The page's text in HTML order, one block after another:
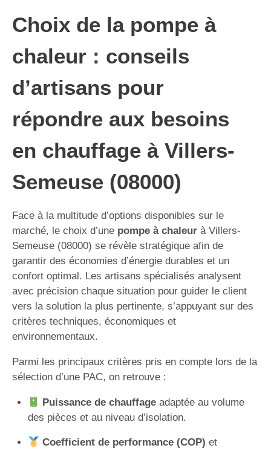
Choix de la pompe à
chaleur : conseils
d’artisans pour
répondre aux besoins
en chauffage à Villers-
Semeuse (08000)
Face à la multitude d’options disponibles sur le
marché, le choix d’une pompe à chaleur à Villers-
Semeuse (08000) se révèle stratégique afin de
garantir des économies d’énergie durables et un
confort optimal. Les artisans spécialisés analysent
avec précision chaque situation pour guider le client
vers la solution la plus pertinente, s’appuyant sur des
critères techniques, économiques et
environnementaux.
Parmi les principaux critères pris en compte lors de la
sélection d’une PAC, on retrouve :
Puissance de chauffageadaptée au volume
des pièces et au niveau d’isolation.
Coefficient de performance (COP) et